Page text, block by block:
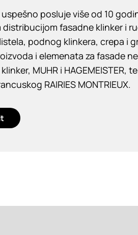
posluje više od 10
distribucijom fasadne klinker i
podnog klinkera, crepa i
i elemenata za fasade
MUHR i HAGEMEISTER,
RAIRIES MONTRIEUX.